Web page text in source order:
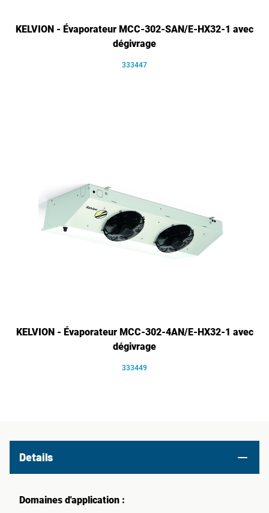
KELVION - Évaporateur MCC-302-SAN/E-HX32-1 avec
dégivrage
333447
KELVION - Évaporateur MCC-302-4AN/E-HX32-1 avec
dégivrage
333449
Details
Domaines d'application :